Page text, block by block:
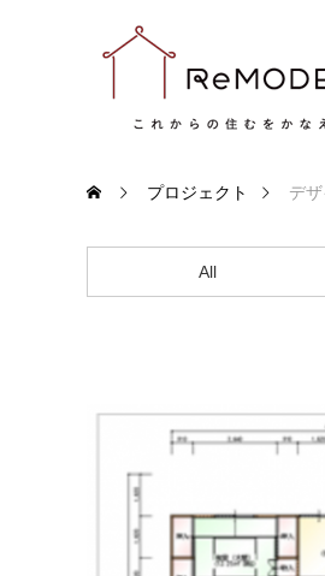
プロジェクト デ
All